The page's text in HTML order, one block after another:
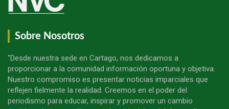
Sobre Nosotros
"Desde nuestra sede en Cartago, nos dedicamos a
proporcionar a la comunidad información oportuna y objetiva.
Nuestro compromiso es presentar noticias imparciales que
reflejen fielmente la realidad. Creemos en el poder del
periodismo para educar, inspirar y promover un cambio